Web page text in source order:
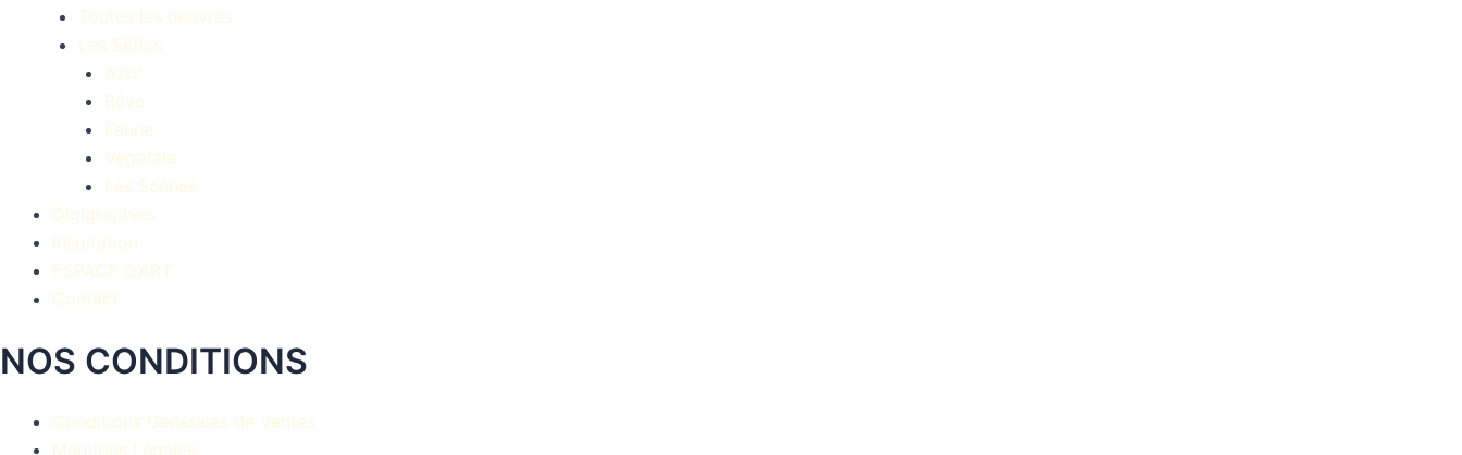
Toutes les oeuvres
Les Séries
Azur
Rêve
Faune
Végétale
Les Scenes
Digigraphies
Inspiration
ESPACE D’ART
Contact
NOS CONDITIONS
Conditions Générales de Ventes
Mentions Légales